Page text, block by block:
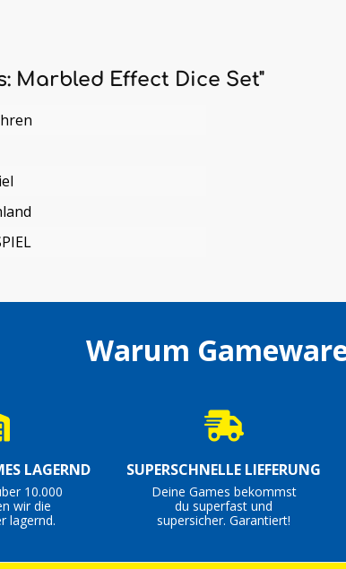
Marbled Effect Dice Set"
Warum
LAGERND
10.000
wir die
lagernd.
SUPERSCHNELLE LIEFERUNG
Deine Games bekommst
du superfast und
supersicher. Garantiert!